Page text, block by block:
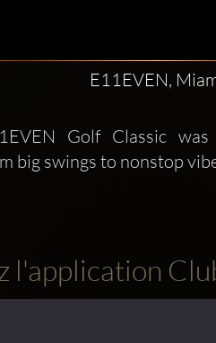
E11EVEN,
Golf Classic
big swings to nonstop
l'application